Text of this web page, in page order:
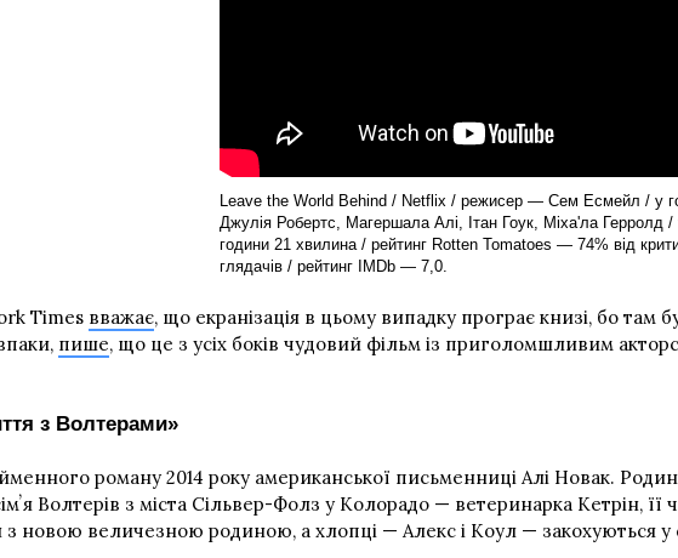
Leave the World Behind / Netflix / режисер — Сем Есмейл / у
Джулія Робертс, Магершала Алі, Ітан Гоук, Міха'ла Герролд
години 21 хвилина / рейтинг Rotten Tomatoes — 74% від
глядачів / рейтинг IMDb — 7,0.
Times вважає, що екранізація в цьому випадку програє книзі, бо там
пише, що це з усіх боків чудовий фільм із приголомшливим
з Волтерами»
роману 2014 року американської письменниці Алі Новак.
Волтерів з міста Сільвер-Фолз у Колорадо — ветеринарка Кетрін,
з новою величезною родиною, а хлопці — Алекс і Коул — закохуються у